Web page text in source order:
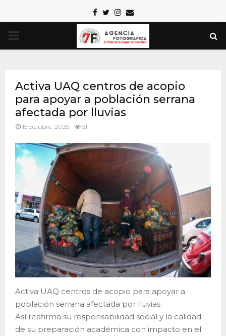
Facebook
TwitterInstagram
Email
PRIMARY
Activa UAQ centros de acopio
para apoyar a población serrana
afectada por lluvias
15 octubre, 2025 51
Activa UAQ centros de acopio para apoyar a
población serrana afectada por lluvias
Así reafirma su responsabilidad social y la calidad
de su preparación académica con impacto en el